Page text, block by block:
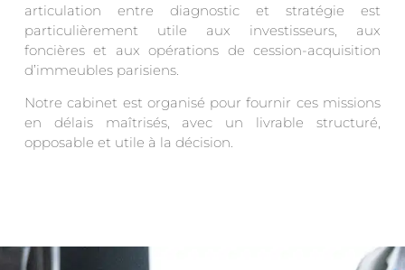
articulation entre diagnostic et stratégie est
particulièrement utile aux investisseurs, aux
foncières et aux opérations de cession-acquisition
d’immeubles parisiens.
Notre cabinet est organisé pour fournir ces missions
en délais maîtrisés, avec un livrable structuré,
opposable et utile à la décision.